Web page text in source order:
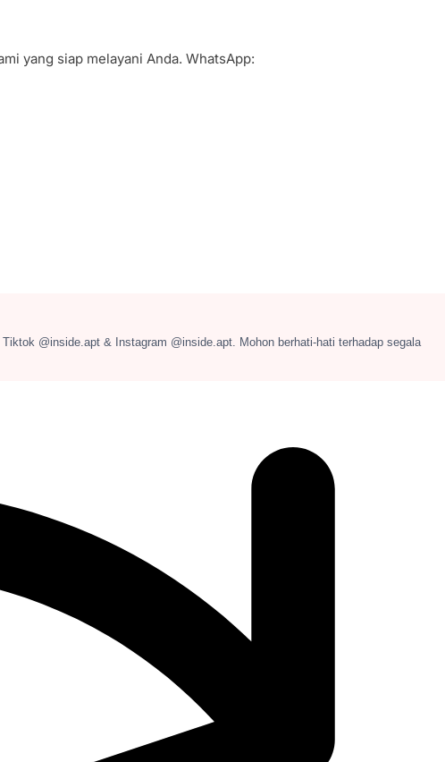
yang siap melayani Anda. WhatsApp:
Tiktok @inside.apt & Instagram @inside.apt. Mohon berhati-hati terhadap segala